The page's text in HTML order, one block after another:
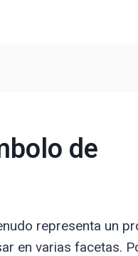
de
representa un
en varias facetas.